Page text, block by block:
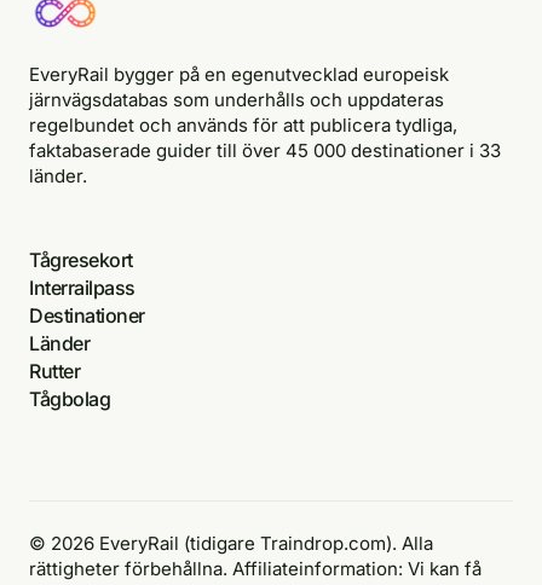
EveryRail bygger på en egenutvecklad europeisk
järnvägsdatabas som underhålls och uppdateras
regelbundet och används för att publicera tydliga,
faktabaserade guider till över 45 000 destinationer i 33
länder.
Tågresekort
Interrailpass
Destinationer
Länder
Rutter
Tågbolag
© 2026 EveryRail (tidigare Traindrop.com). Alla
rättigheter förbehållna. Affiliateinformation: Vi kan få